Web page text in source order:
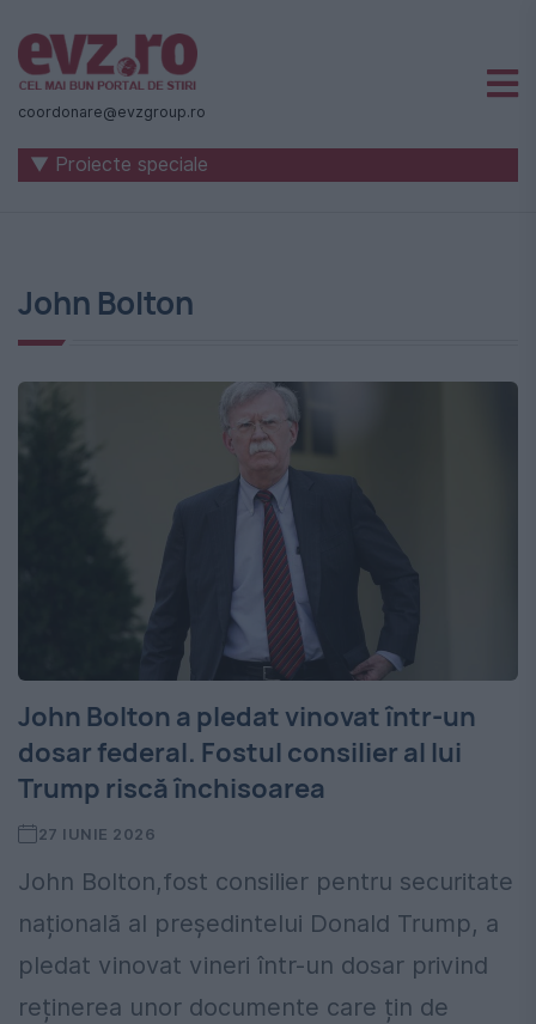
Știri
naționale
internaționale
-
Evenimentul
Zilei
coordonare@evzgroup.ro
▼ Proiecte speciale
John Bolton
John Bolton a pledat vinovat într-un
dosar federal. Fostul consilier al lui
Trump riscă închisoarea
27 IUNIE 2026
John Bolton,fost consilier pentru securitate
națională al președintelui Donald Trump, a
pledat vinovat vineri într-un dosar privind
reținerea unor documente care țin de